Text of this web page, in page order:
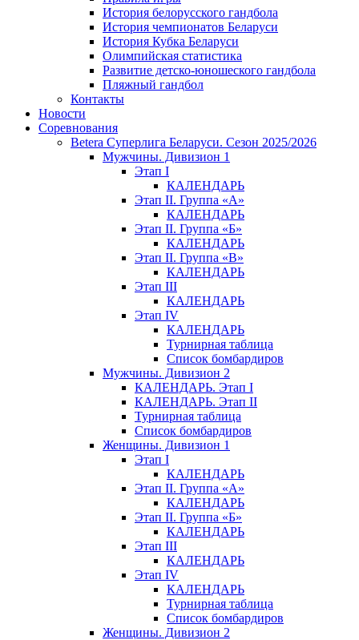
История белорусского гандбола
История чемпионатов Беларуси
История Кубка Беларуси
Олимпийская статистика
Развитие детско-юношеского гандбола
Пляжный гандбол
Контакты
Новости
Соревнования
Betera Суперлига Беларуси. Сезон 2025/2026
Мужчины. Дивизион 1
Этап I
КАЛЕНДАРЬ
Этап II. Группа «А»
КАЛЕНДАРЬ
Этап II. Группа «Б»
КАЛЕНДАРЬ
Этап II. Группа «В»
КАЛЕНДАРЬ
Этап III
КАЛЕНДАРЬ
Этап IV
КАЛЕНДАРЬ
Турнирная таблица
Список бомбардиров
Мужчины. Дивизион 2
КАЛЕНДАРЬ. Этап I
КАЛЕНДАРЬ. Этап II
Турнирная таблица
Список бомбардиров
Женщины. Дивизион 1
Этап I
КАЛЕНДАРЬ
Этап II. Группа «А»
КАЛЕНДАРЬ
Этап II. Группа «Б»
КАЛЕНДАРЬ
Этап III
КАЛЕНДАРЬ
Этап IV
КАЛЕНДАРЬ
Турнирная таблица
Список бомбардиров
Женщины. Дивизион 2